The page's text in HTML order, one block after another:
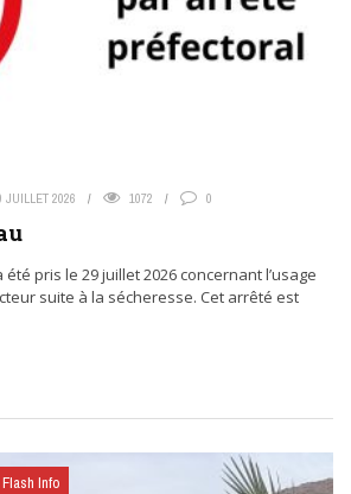
JUILLET 2026 1072 0
pris le 29 juillet 2026 concernant l’usage
suite à la sécheresse. Cet arrêté est
Flash Info